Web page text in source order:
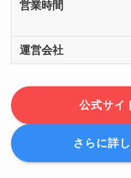
営業時間
運営会社
公式サイ
さらに詳